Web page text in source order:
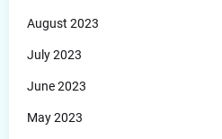
August 2023
July 2023
June 2023
May 2023